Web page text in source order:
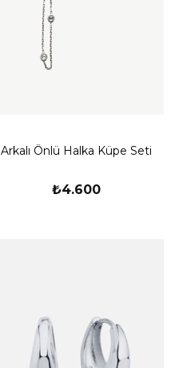
Arkalı Önlü Halka Küpe Seti
₺4.600